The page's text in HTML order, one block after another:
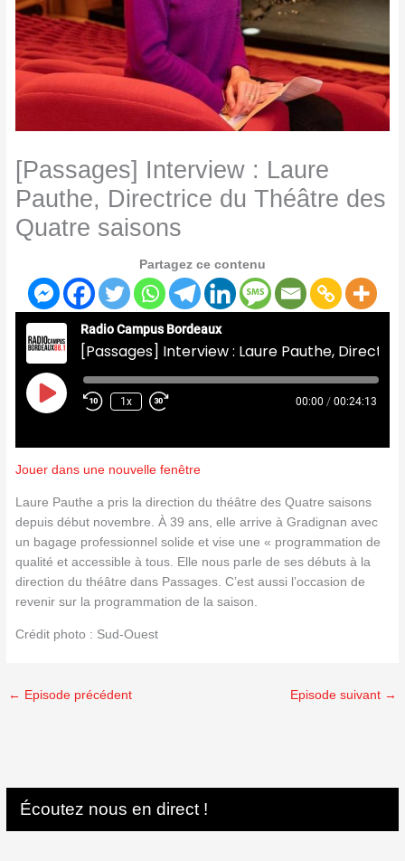
[Passages] Interview : Laure
Pauthe, Directrice du Théâtre des
Quatre saisons
Partagez ce contenu
Radio Campus Bordeaux
Play
Episode
1x 00:00 / 00:24:13
Jouer dans une nouvelle fenêtre
Laure Pauthe a pris la direction du théâtre des Quatre saisons
depuis début novembre. À 39 ans, elle arrive à Gradignan avec
un bagage professionnel solide et vise une « programmation de
qualité et accessible à tous. Elle nous parle de ses débuts à la
direction du théâtre dans Passages. C’est aussi l’occasion de
revenir sur la programmation de la saison.
Crédit photo : Sud-Ouest
← Episode précédent Episode suivant →
Écoutez nous en direct !